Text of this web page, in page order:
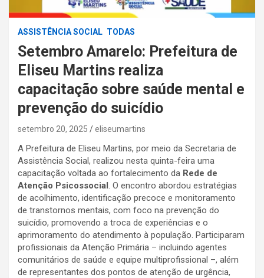
ASSISTÊNCIA SOCIAL TODAS
Setembro Amarelo: Prefeitura de
Eliseu Martins realiza
capacitação sobre saúde mental e
prevenção do suicídio
setembro 20, 2025 eliseumartins
A Prefeitura de Eliseu Martins, por meio da Secretaria de
Assistência Social, realizou nesta quinta-feira uma
capacitação voltada ao fortalecimento da Rede de
Atenção Psicossocial . O encontro abordou estratégias
de acolhimento, identificação precoce e monitoramento
de transtornos mentais, com foco na prevenção do
suicídio, promovendo a troca de experiências e o
aprimoramento do atendimento à população. Participaram
profissionais da Atenção Primária – incluindo agentes
comunitários de saúde e equipe multiprofissional –, além
de representantes dos pontos de atenção de urgência,